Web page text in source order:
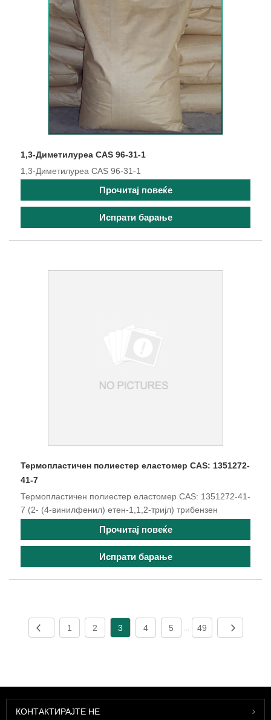
1,3-Диметилуреа CAS 96-31-1
1,3-Диметилуреа CAS 96-31-1
Прочитај повеќе
Испрати барање
Термопластичен полиестер еластомер CAS: 1351272-
41-7
Термопластичен полиестер еластомер CAS: 1351272-41-
7 (2- (4-винилфенил) етен-1,1,2-тријл) трибензен
Прочитај повеќе
Испрати барање
1 2 3 4 5 ... 49
КОНТАКТИРАЈТЕ НЕ